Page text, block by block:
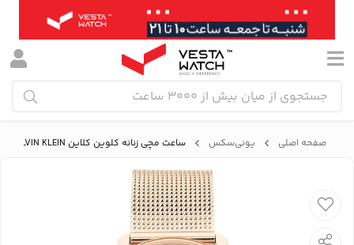
صفحه اصلی یونی‌سکس ساعت مچی زنانه کلوین کلاین CALVIN KLEIN مدل 25200035